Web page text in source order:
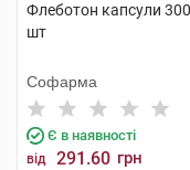
Флеботон капсули
шт
Софарма
Є в наявності
від 291.60 грн